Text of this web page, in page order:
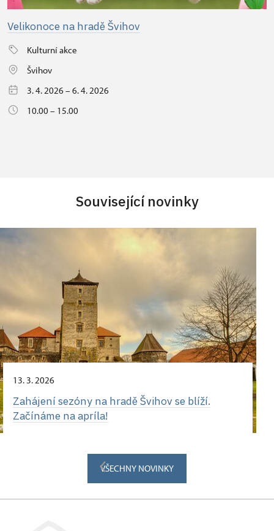
Velikonoce na hradě Švihov
Kulturní akce
Švihov
3. 4. 2026 – 6. 4. 2026
10.00 – 15.00
Související novinky
13. 3. 2026
Zahájení sezóny na hradě Švihov se blíží.
Začínáme na apríla!
VŠECHNY NOVINKY